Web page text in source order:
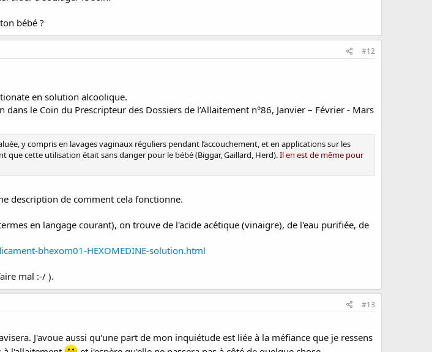
bébé ?
#12
en solution alcoolique.
le Coin du Prescripteur des Dossiers de l’Allaitement n°86, Janvier – Février - Mars
y compris en lavages vaginaux réguliers pendant l’accouchement, et en applications sur les
que cette utilisation était sans danger pour le bébé (Biggar, Gaillard, Herd).Il en est de même pour
description de comment cela fonctionne.
en langage courant), on trouve de l'acide acétique (vinaigre), de l'eau purifiée, de
bhexom01-HEXOMEDINE-solution.html
mal :-/ ).
#13
J'avoue aussi qu'une part de mon inquiétude est liée à la méfiance que je ressens